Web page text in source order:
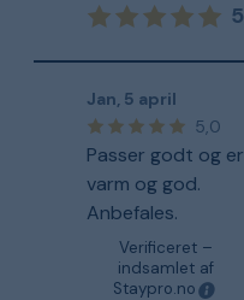
Jan, 5 april
5,0
Passer godt og er
varm og god.
Anbefales.
Verificeret –
indsamlet af
Staypro.no